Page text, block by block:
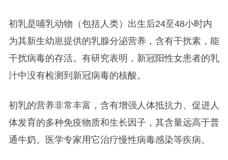
初乳是哺乳动物（包括人类）出生后24至48小时内
为其新生幼崽提供的乳腺分泌营养，含有干扰素，能
干扰病毒的存活。有研究表明，新冠阳性女患者的乳
汁中没有检测到新冠病毒的核酸。
初乳的营养非常丰富，含有增强人体抵抗力、促进人
体发育的多种免疫物质和生长因子，其含量远高于普
通牛奶。医学专家用它治疗慢性病毒感染等疾病。